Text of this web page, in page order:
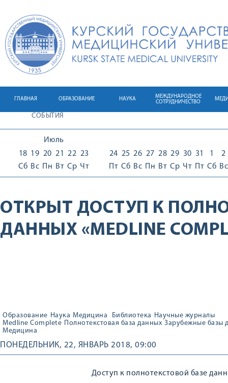
ГЛАВНАЯ ОБРАЗОВАНИЕ НАУКА
МЕЖДУНАРОДНОЕ
СОТРУДНИЧЕСТВО
СОБЫТИЯ
Июль
18
Сб
19
Вс
20
Пн
21
Вт
22
Ср
23
Чт
24
Пт
25
Сб
26
Вс
27
Пн
28
Вт
29
Ср
30
Чт
31
Пт
1
Сб
2
Вс
ОТКРЫТ ДОСТУП К
ДАННЫХ «MEDLINE
Образование Наука Медицина Библиотека Научные журналы
Medline Complete Полнотекстовая база данных Зарубежные базы
Медицина
ПОНЕДЕЛЬНИК, 22, ЯНВАРЬ 2018, 09:00
Доступ к полнотекстовой базе